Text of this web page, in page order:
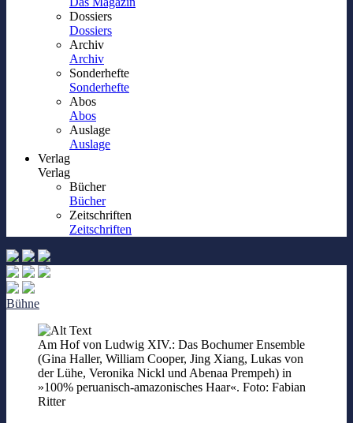
Dossiers
Dossiers
Archiv
Archiv
Sonderhefte
Sonderhefte
Abos
Abos
Auslage
Auslage
Verlag
Verlag
Bücher
Bücher
Zeitschriften
Zeitschriften
Bühne
Am Hof von Ludwig XIV.: Das Bochumer Ensemble
(Gina Haller, William Cooper, Jing Xiang, Lukas von
der Lühe, Veronika Nickl und Abenaa Prempeh) in
»100% peruanisch-amazonisches Haar«. Foto: Fabian
Ritter